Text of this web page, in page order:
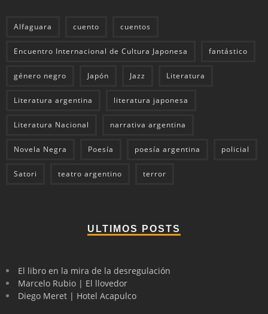
Alfaguara cuento cuentos
Encuentro Internacional de Cultura Japonesa fantástico
género negro Japón Jazz Literatura
Literatura argentina literatura japonesa
Literatura Nacional narrativa argentina
Novela Negra Poesía poesía argentina policial
Satori teatro argentino terror
ULTIMOS POSTS
El libro en la mira de la desregulación
Marcelo Rubio | El llovedor
Diego Meret | Hotel Acapulco